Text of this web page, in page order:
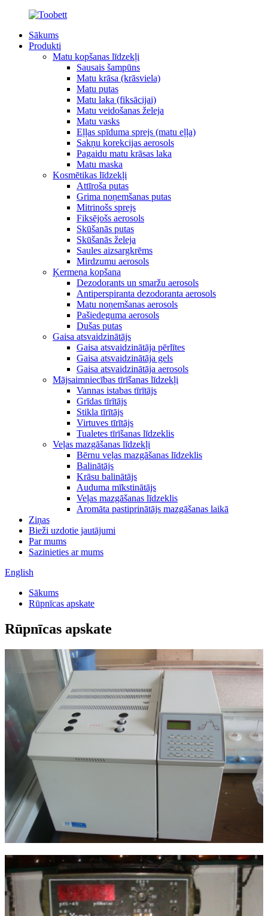
Sākums
Produkti
Matu kopšanas līdzekļi
Sausais šampūns
Matu krāsa (krāsviela)
Matu putas
Matu laka (fiksācijai)
Matu veidošanas želeja
Matu vasks
Eļļas spīduma sprejs (matu eļļa)
Sakņu korekcijas aerosols
Pagaidu matu krāsas laka
Matu maska
Kosmētikas līdzekļi
Attīroša putas
Grima noņemšanas putas
Mitrinošs sprejs
Fiksējošs aerosols
Skūšanās putas
Skūšanās želeja
Saules aizsargkrēms
Mirdzumu aerosols
Ķermeņa kopšana
Dezodorants un smaržu aerosols
Antiperspiranta dezodoranta aerosols
Matu noņemšanas aerosols
Pašiedeguma aerosols
Dušas putas
Gaisa atsvaidzinātājs
Gaisa atsvaidzinātāja pērlītes
Gaisa atsvaidzinātāja gels
Gaisa atsvaidzinātāja aerosols
Mājsaimniecības tīrīšanas līdzekļi
Vannas istabas tīrītājs
Grīdas tīrītājs
Stikla tīrītājs
Virtuves tīrītājs
Tualetes tīrīšanas līdzeklis
Veļas mazgāšanas līdzekļi
Bērnu veļas mazgāšanas līdzeklis
Balinātājs
Krāsu balinātājs
Auduma mīkstinātājs
Veļas mazgāšanas līdzeklis
Aromāta pastiprinātājs mazgāšanas laikā
Ziņas
Bieži uzdotie jautājumi
Par mums
Sazinieties ar mums
English
Sākums
Rūpnīcas apskate
Rūpnīcas apskate